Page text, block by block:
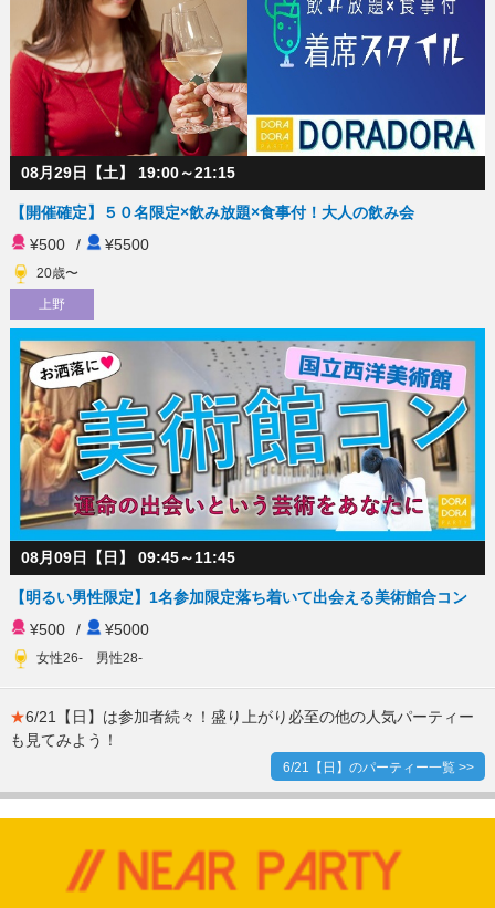
08月29日【土】 19:00～21:15
【開催確定】５０名限定×飲み放題×食事付！大人の飲み会
¥500
/ ¥5500
20歳〜
上野
08月09日【日】 09:45～11:45
【明るい男性限定】1名参加限定落ち着いて出会える美術館合コン
¥500
/ ¥5000
女性26- 男性28-
★6/21【日】は参加者続々！盛り上がり必至の他の人気パーティー
も見てみよう！
6/21【日】のパーティー一覧 >>